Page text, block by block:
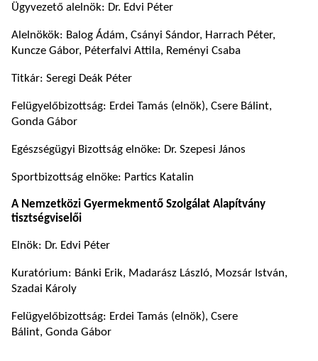
Ügyvezető alelnök: Dr. Edvi Péter
Alelnökök: Balog Ádám, Csányi Sándor, Harrach Péter,
Kuncze Gábor, Péterfalvi Attila, Reményi Csaba
Titkár: Seregi Deák Péter
Felügyelőbizottság: Erdei Tamás (elnök), Csere Bálint,
Gonda Gábor
Egészségügyi Bizottság elnöke: Dr. Szepesi János
Sportbizottság elnöke: Partics Katalin
A Nemzetközi Gyermekmentő Szolgálat Alapítvány
tisztségviselői
Elnök: Dr. Edvi Péter
Kuratórium: Bánki Erik, Madarász László, Mozsár István,
Szadai Károly
Felügyelőbizottság: Erdei Tamás (elnök), Csere
Bálint, Gonda Gábor